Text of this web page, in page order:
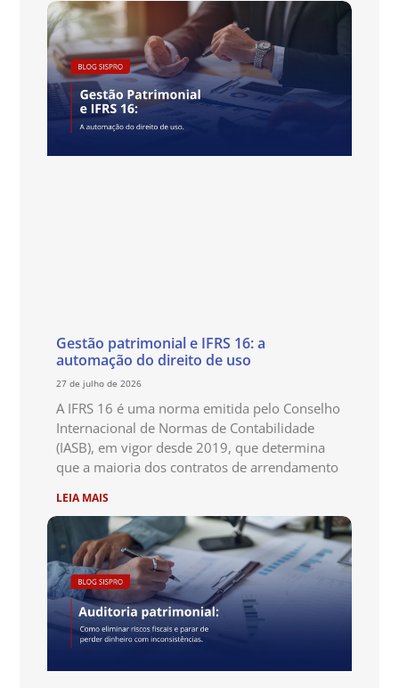
Gestão patrimonial e IFRS 16: a
automação do direito de uso
27 de julho de 2026
A IFRS 16 é uma norma emitida pelo Conselho
Internacional de Normas de Contabilidade
(IASB), em vigor desde 2019, que determina
que a maioria dos contratos de arrendamento
LEIA MAIS